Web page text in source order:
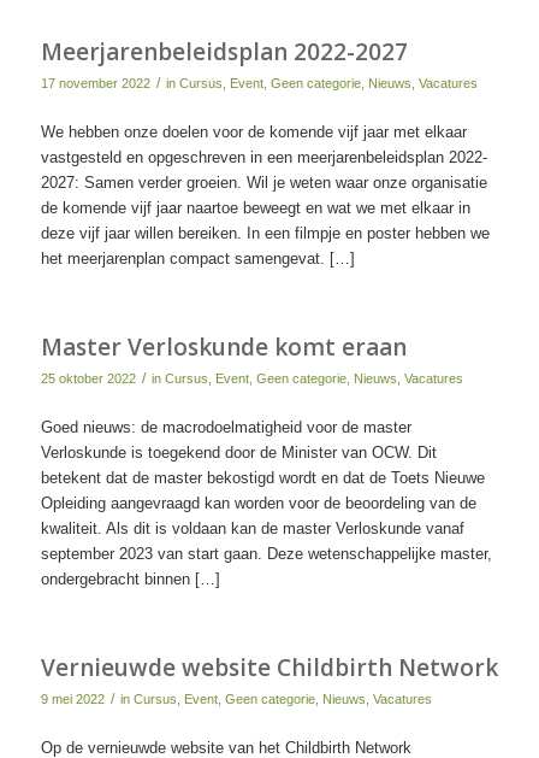
Meerjarenbeleidsplan 2022-2027
17 november 2022 / in Cursus Event, Geen categorie, Nieuws Vacatures
We hebben onze doelen voor de komende vijf jaar met elkaar
vastgesteld en opgeschreven in een meerjarenbeleidsplan 2022-
2027: Samen verder groeien. Wil je weten waar onze organisatie
de komende vijf jaar naartoe beweegt en wat we met elkaar in
deze vijf jaar willen bereiken. In een filmpje en poster hebben we
het meerjarenplan compact samengevat. […]
Master Verloskunde komt eraan
25 oktober 2022 / in Cursus Event, Geen categorie, Nieuws Vacatures
Goed nieuws: de macrodoelmatigheid voor de master
Verloskunde is toegekend door de Minister van OCW. Dit
betekent dat de master bekostigd wordt en dat de Toets Nieuwe
Opleiding aangevraagd kan worden voor de beoordeling van de
kwaliteit. Als dit is voldaan kan de master Verloskunde vanaf
september 2023 van start gaan. Deze wetenschappelijke master,
ondergebracht binnen […]
Vernieuwde website Childbirth Network
9 mei 2022 / in Cursus Event, Geen categorie, Nieuws Vacatures
Op de vernieuwde website van het Childbirth Network